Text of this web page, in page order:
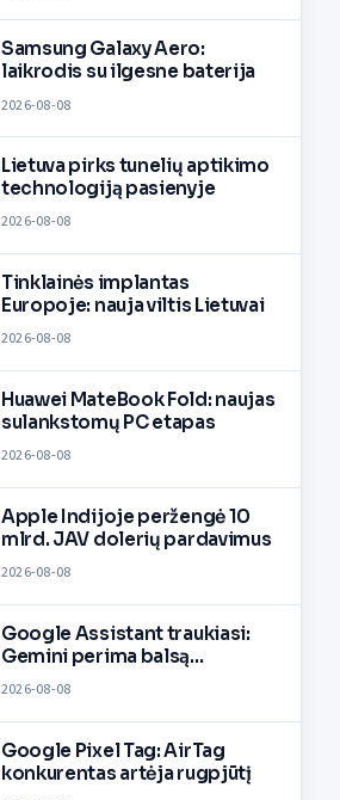
Samsung Galaxy Aero:
laikrodis su ilgesne baterija
2026-08-08
Lietuva pirks tunelių aptikimo
technologiją pasienyje
2026-08-08
Tinklainės implantas
Europoje: nauja viltis Lietuvai
2026-08-08
Huawei MateBook Fold: naujas
sulankstomų PC etapas
2026-08-08
Apple Indijoje peržengė 10
mlrd. JAV dolerių pardavimus
2026-08-08
Google Assistant traukiasi:
Gemini perima balsą
2026-08-08
Google Pixel Tag: AirTag
konkurentas artėja rugpjūtį